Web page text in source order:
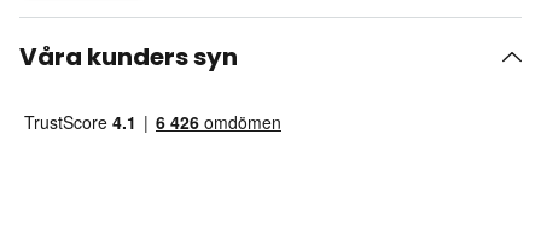
Våra kunders syn